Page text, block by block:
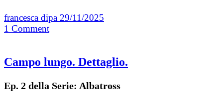
francesca dipa 29/11/2025
1 Comment
Campo lungo. Dettaglio.
Ep. 2 della Serie: Albatross